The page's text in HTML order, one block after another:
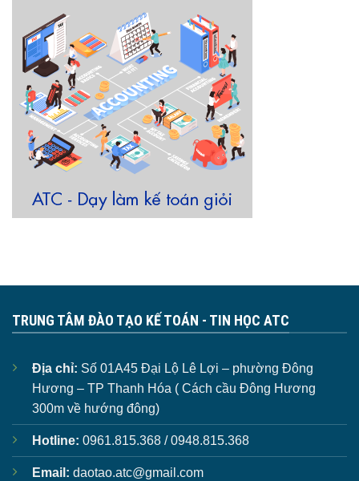
TRUNG TÂM ĐÀO TẠO KẾ TOÁN - TIN HỌC ATC
Địa chỉ: Số 01A45 Đại Lộ Lê Lợi – phường Đông
Hương – TP Thanh Hóa ( Cách cầu Đông Hương
300m về hướng đông)
Hotline: 0961.815.368 / 0948.815.368
Email: daotao.atc@gmail.com